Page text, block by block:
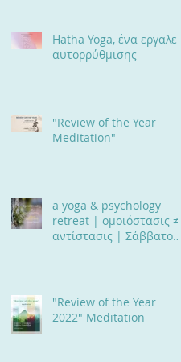
Hatha Yoga, ένα εργαλείο
αυτορρύθμισης
"Review of the Year
Meditation"
a yoga & psychology
retreat | ομοιόστασις ≠
αντίστασις | Σάββατο
"Review of the Year
2022" Meditation